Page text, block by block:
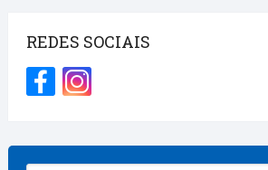
REDES SOCIAIS